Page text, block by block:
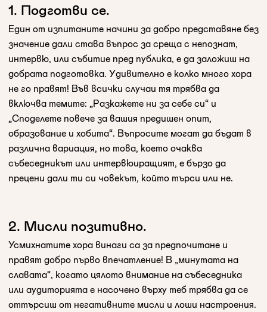
1. Подготви се.
Един от изпитаните начини за добро представяне без
значение дали става въпрос за среща с непознат,
интервю, или събитие пред публика, е да заложиш на
добрата подготовка. Удивително е колко много хора
не го правят! Във всички случаи тя трябва да
включва темите: „Разкажете ни за себе си“ и
„Споделете повече за вашия предишен опит,
образование и хобита“. Въпросите могат да бъдат в
различна вариация, но това, което очаква
събеседникът или интервюиращият, е бързо да
прецени дали ти си човекът, който търси или не.
2. Мисли позитивно.
Усмихнатите хора винаги са за предпочитане и
правят добро първо впечатление! В „минутата на
славата“, когато цялото внимание на събеседника
или аудиторията е насочено върху теб трябва да се
оттърсиш от негативните мисли и лоши настроения.